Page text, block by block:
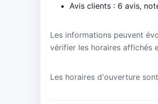
Avis clients : 6 avis,
Les informations peuvent
vérifier les horaires affichés
Les horaires d'ouverture